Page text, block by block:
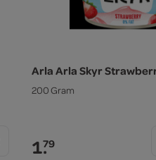
Arla Arla Skyr
200 Gram
1.79